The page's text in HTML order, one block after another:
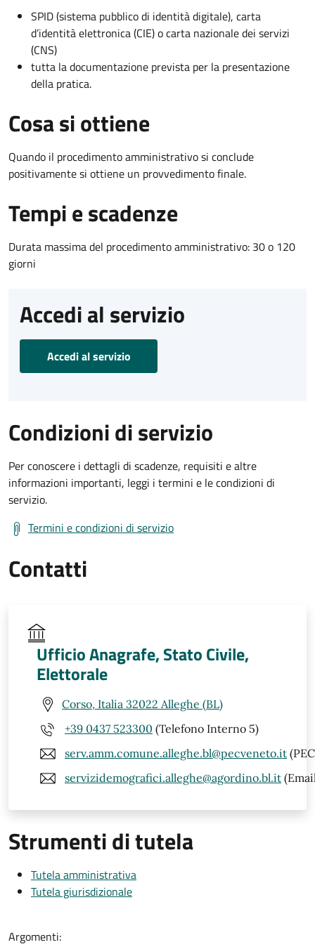
SPID (sistema pubblico di identità digitale), carta
d’identità elettronica (CIE) o carta nazionale dei servizi
(CNS)
tutta la documentazione prevista per la presentazione
della pratica.
Cosa si ottiene
Quando il procedimento amministrativo si conclude
positivamente si ottiene un provvedimento finale.
Tempi e scadenze
Durata massima del procedimento amministrativo: 30 o 120
giorni
Accedi al servizio
Accedi al servizio
Condizioni di servizio
Per conoscere i dettagli di scadenze, requisiti e altre
informazioni importanti, leggi i termini e le condizioni di
servizio.
Termini e condizioni di servizio
Contatti
Ufficio Anagrafe, Stato Civile,
Elettorale
Corso, Italia 32022 Alleghe (BL)
+39 0437 523300 (Telefono Interno 5)
serv.amm.comune.alleghe.bl@pecveneto.it
servizidemografici.alleghe@agordino.bl.it
Strumenti di tutela
Tutela amministrativa
Tutela giurisdizionale
Argomenti: